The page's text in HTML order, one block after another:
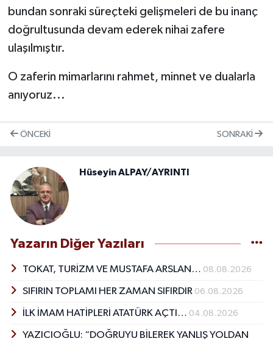
bundan sonraki süreçteki gelişmeleri de bu inanç
doğrultusunda devam ederek nihai zafere
ulaşılmıştır.
O zaferin mimarlarını rahmet, minnet ve dualarla
anıyoruz...
ÖNCEKI SONRAKI
Hüseyin ALPAY/AYRINTI
Yazarın Diğer Yazıları
TOKAT, TURİZM VE MUSTAFA ARSLAN… 08.08.2026
SIFIRIN TOPLAMI HER ZAMAN SIFIRDIR 06.08.2026
İLK İMAM HATİPLERİ ATATÜRK AÇTI… 04.08.2026
YAZICIOĞLU: “DOĞRUYU BİLEREK YANLIŞ YOLDAN